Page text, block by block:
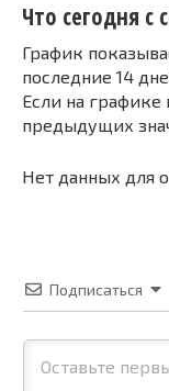
Что сегодня с
График
последние 14
Если на
предыдущих
Нет данных для
Подписаться